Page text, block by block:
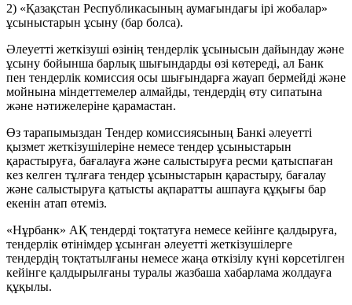
2) «Қазақстан Республикасының аумағындағы ірі жобалар»
ұсыныстарын ұсыну (бар болса).
Әлеуетті жеткізуші өзінің тендерлік ұсынысын дайындау және
ұсыну бойынша барлық шығындарды өзі көтереді, ал Банк
пен тендерлік комиссия осы шығындарға жауап бермейді және
мойнына міндеттемелер алмайды, тендердің өту сипатына
және нәтижелеріне қарамастан.
Өз тарапымыздан Тендер комиссиясының Банкі әлеуетті
қызмет жеткізушілеріне немесе тендер ұсыныстарын
қарастыруға, бағалауға және салыстыруға ресми қатыспаған
кез келген тұлғаға тендер ұсыныстарын қарастыру, бағалау
және салыстыруға қатысты ақпаратты ашпауға құқығы бар
екенін атап өтеміз.
«Нұрбанк» АҚ тендерді тоқтатуға немесе кейінге қалдыруға,
тендерлік өтінімдер ұсынған әлеуетті жеткізушілерге
тендердің тоқтатылғаны немесе жаңа өткізілу күні көрсетілген
кейінге қалдырылғаны туралы жазбаша хабарлама жолдауға
құқылы.